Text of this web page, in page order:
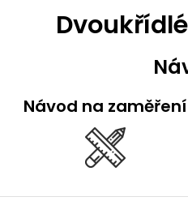
Návod na zaměření